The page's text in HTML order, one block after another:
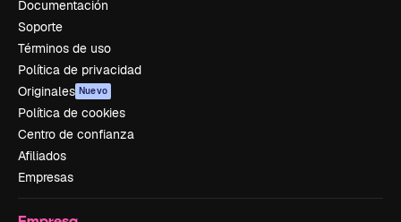
Documentación
Soporte
Términos de uso
Política de privacidad
Originales Nuevo
Política de cookies
Centro de confianza
Afiliados
Empresas